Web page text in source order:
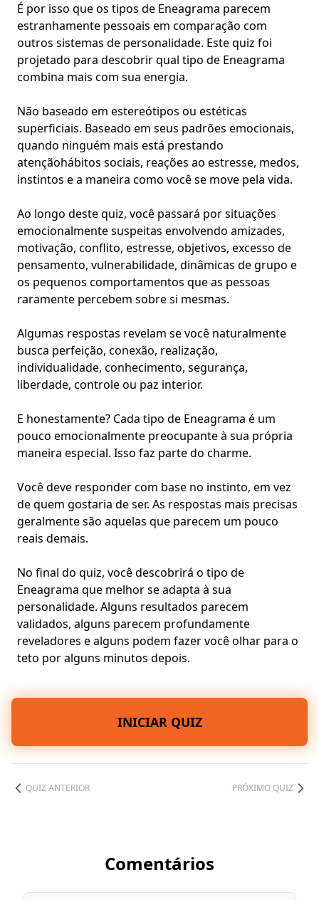
É por isso que os tipos de Eneagrama parecem
estranhamente pessoais em comparação com
outros sistemas de personalidade. Este quiz foi
projetado para descobrir qual tipo de Eneagrama
combina mais com sua energia.
Não baseado em estereótipos ou estéticas
superficiais. Baseado em seus padrões emocionais,
quando ninguém mais está prestando
atençãohábitos sociais, reações ao estresse, medos,
instintos e a maneira como você se move pela vida.
Ao longo deste quiz, você passará por situações
emocionalmente suspeitas envolvendo amizades,
motivação, conflito, estresse, objetivos, excesso de
pensamento, vulnerabilidade, dinâmicas de grupo e
os pequenos comportamentos que as pessoas
raramente percebem sobre si mesmas.
Algumas respostas revelam se você naturalmente
busca perfeição, conexão, realização,
individualidade, conhecimento, segurança,
liberdade, controle ou paz interior.
E honestamente? Cada tipo de Eneagrama é um
pouco emocionalmente preocupante à sua própria
maneira especial. Isso faz parte do charme.
Você deve responder com base no instinto, em vez
de quem gostaria de ser. As respostas mais precisas
geralmente são aquelas que parecem um pouco
reais demais.
No final do quiz, você descobrirá o tipo de
Eneagrama que melhor se adapta à sua
personalidade. Alguns resultados parecem
validados, alguns parecem profundamente
reveladores e alguns podem fazer você olhar para o
teto por alguns minutos depois.
INICIAR QUIZ
QUIZ ANTERIOR PRÓXIMO QUIZ
Comentários